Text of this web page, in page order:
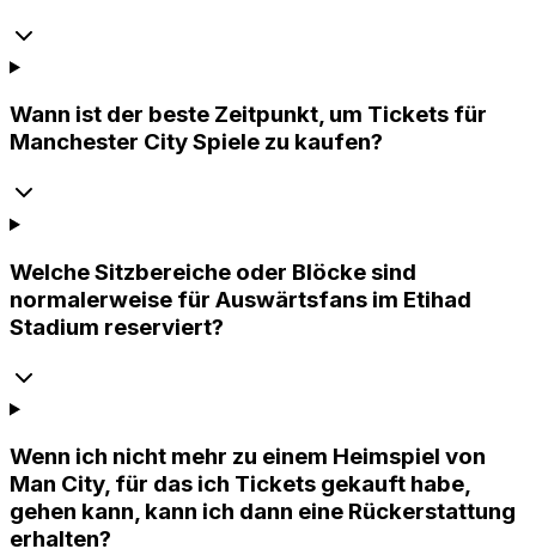
Wann ist der beste Zeitpunkt, um Tickets für
Manchester City Spiele zu kaufen?
Welche Sitzbereiche oder Blöcke sind
normalerweise für Auswärtsfans im Etihad
Stadium reserviert?
Wenn ich nicht mehr zu einem Heimspiel von
Man City, für das ich Tickets gekauft habe,
gehen kann, kann ich dann eine Rückerstattung
erhalten?